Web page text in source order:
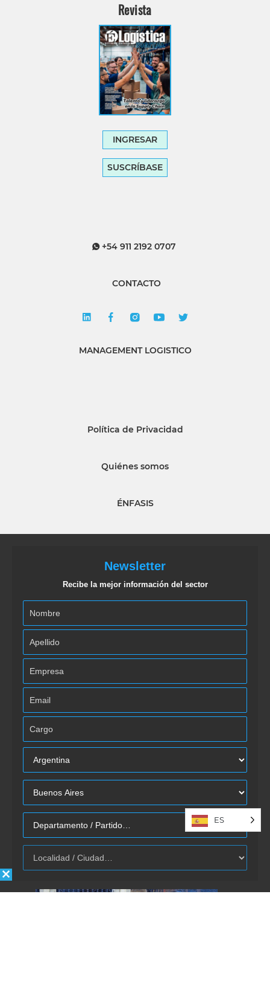
Revista
INGRESAR
SUSCRÍBASE
+54 911 2192 0707
CONTACTO
MANAGEMENT LOGISTICO
Política de Privacidad
Quiénes somos
ÉNFASIS
Newsletter
Recibe la mejor información del sector
ES